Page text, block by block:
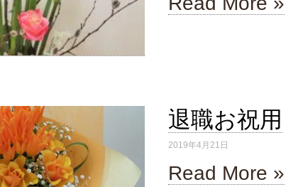
退職お祝用
2019年4月21日
Read More »